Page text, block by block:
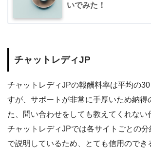
いでみた！
チャットレディJP
チャットレディJPの報酬料率は平均の
すが、サポートが非常に手厚いため納得
た、問い合わせをしても教えてくれない
チャットレディJPでは各サイトごとの分
で説明しているため、とても信用のでき